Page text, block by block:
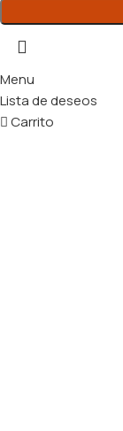
Menu
Lista de deseos
Carrito